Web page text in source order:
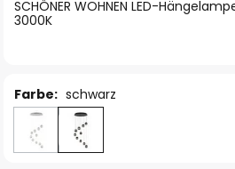
SCHÖNER WOHNEN LED-
3000K
Farbe: schwarz